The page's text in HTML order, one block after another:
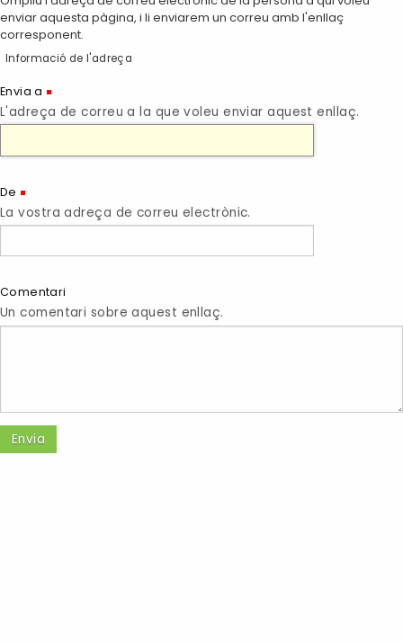
enviar aquesta pàgina, i li enviarem un correu amb l'enllaç
corresponent.
Informació de l'adreça
Envia a
L'adreça de correu a la que voleu enviar aquest enllaç.
De
La vostra adreça de correu electrònic.
Comentari
Un comentari sobre aquest enllaç.